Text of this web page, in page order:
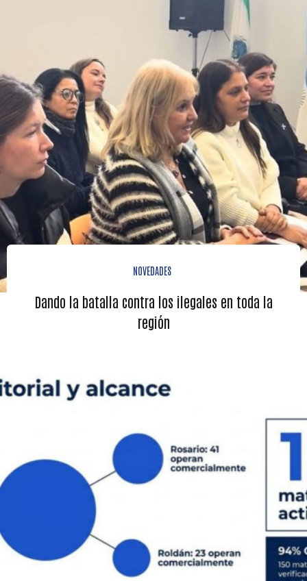
NOVEDADES
Dando la batalla contra los ilegales en toda la
región